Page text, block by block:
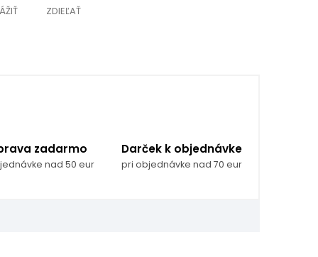
ZDIEĽAŤ
zadarmo
nad 50 eur
Darček k objednávke
pri objednávke nad 70 eur